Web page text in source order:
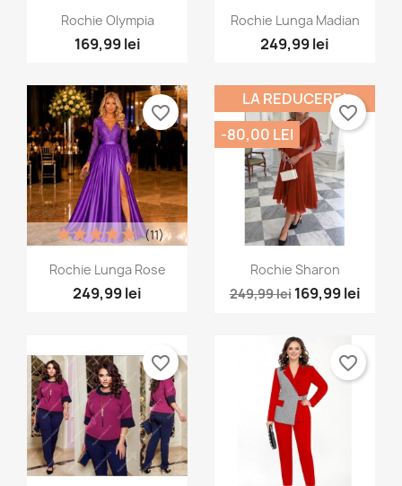
Vizualizare rapida
+2
Rochie Olympia
169,99 lei
Vizualizare rapida
Rochie Lunga Madian
249,99 lei
Vizualizare rapida
+4
Rochie Lunga Rose
249,99 lei
(11)
favorite_border
Vizualizare rapida
Rochie Sharon
249,99 lei 169,99 lei
LA REDUCERE!
-80,00 LEI
favorite_border
favorite_border favorite_border